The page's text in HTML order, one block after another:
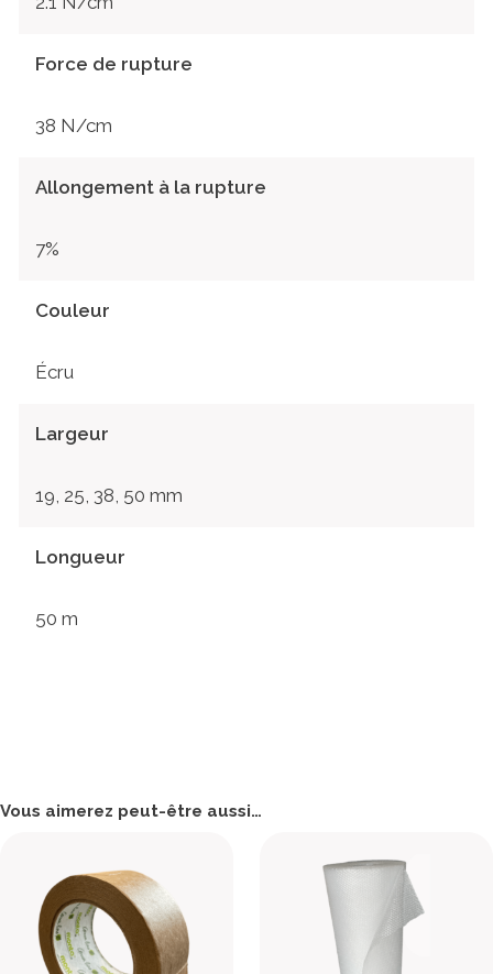
Force de rupture
38 N/cm
Allongement à la rupture
7%
Couleur
Écru
Largeur
19, 25, 38, 50 mm
Longueur
50 m
Vous aimerez peut-être aussi…